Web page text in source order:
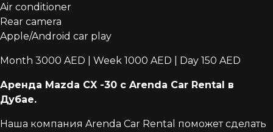
Air conditioner
Rear camera
Apple/Android car play
Month 3000 AED | Week 1000 AED | Day 150 AED
Аренда Mazda CX -30 с Arenda Car Rental в
Дубае.
Наша компания Arenda Car Rental поможет сделать